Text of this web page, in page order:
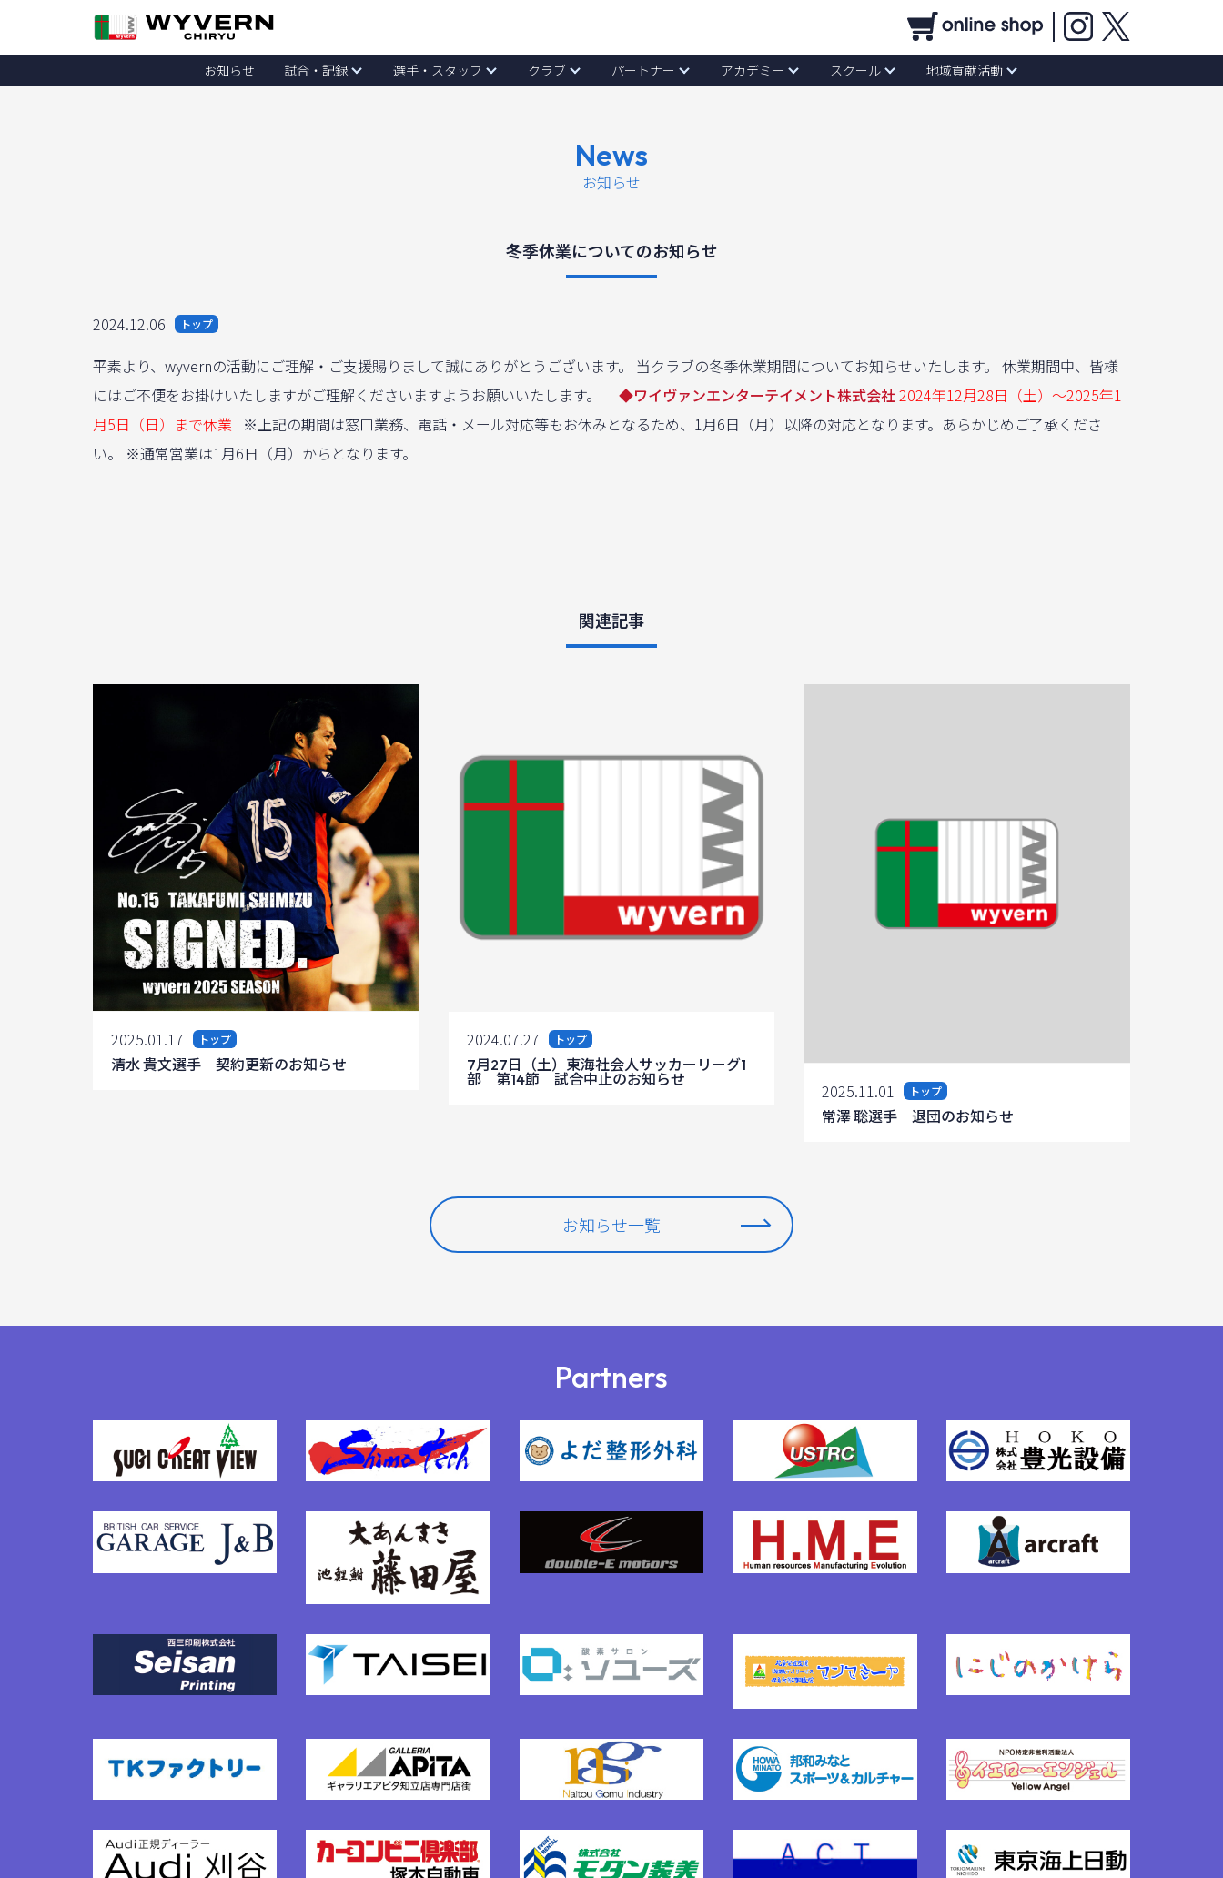
お知らせ 試合・記録 選手・スタッフ クラブ パートナー アカデミー スクール 地域貢献活動
News
お知らせ
冬季休業についてのお知らせ
2024.12.06 トップ
平素より、wyvernの活動にご理解・ご支援賜りまして誠にありがとうございます。 当クラブの冬季休業期間についてお知らせいたします。 休業期間中、皆様
にはご不便をお掛けいたしますがご理解くださいますようお願いいたします。 ◆ワイヴァンエンターテイメント株式会社2024年12月28日（土）〜2025年1
月5日（日）まで休業 ※上記の期間は窓口業務、電話・メール対応等もお休みとなるため、1月6日（月）以降の対応となります。あらかじめご了承くださ
い。 ※通常営業は1月6日（月）からとなります。
関連記事
2025.01.17 トップ
清水 貴文選手 契約更新のお知らせ
2024.07.27 トップ
7月27日（土）東海社会人サッカーリーグ1
部 第14節 試合中止のお知らせ
2025.11.01 トップ
常澤 聡選手 退団のお知らせ
お知らせ一覧
Partners